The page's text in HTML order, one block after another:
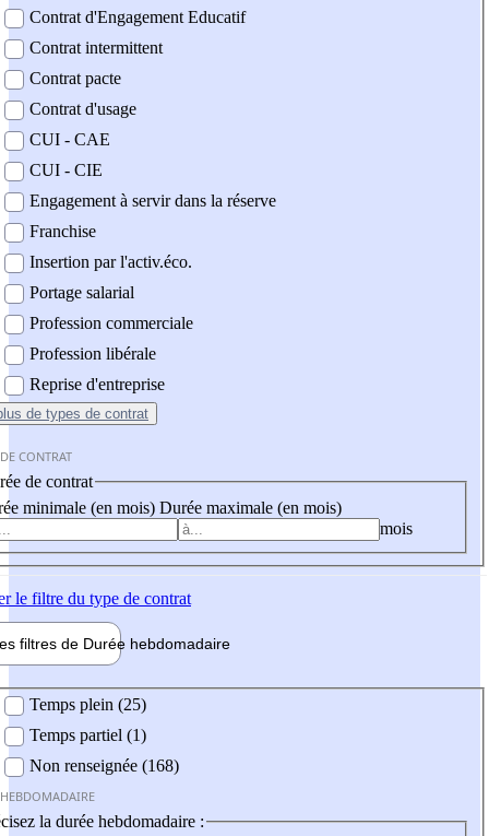
Contrat d'Engagement Educatif
Contrat intermittent
Contrat pacte
Contrat d'usage
CUI - CAE
CUI - CIE
Engagement à servir dans la réserve
Franchise
Insertion par l'activ.éco.
Portage salarial
Profession commerciale
Profession libérale
Reprise d'entreprise
de types de contrat
CONTRAT
de contrat
minimale (en mois) Durée maximale (en mois)
mois
le filtre du type de contrat
filtres de Durée hebdomadaire
Temps plein (25)
Temps partiel (1)
Non renseignée (168)
la durée hebdomadaire :